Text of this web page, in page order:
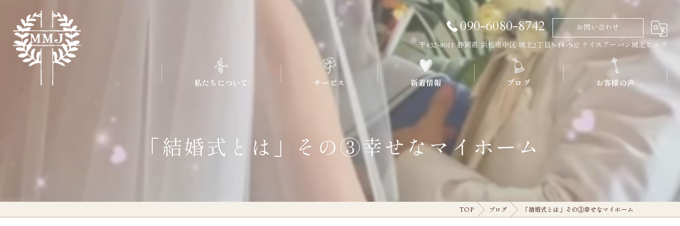
090-6080-8742
お問い合わせ
〒432-8011 静岡県 浜松市中区 城北2丁目5-14-502 ナイスアーバン城北ヒルズ
私たちについて サービス 新着情報 ブログ お客様の声
「結婚式とは」その③幸せなマイホーム
TOP ブログ 「結婚式とは」その③幸せなマイホーム